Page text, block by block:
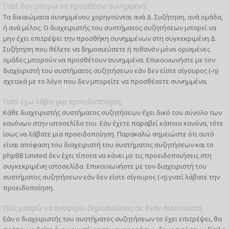
Γιατί δεν μπορώ να προσθέσω συνημμένα;
Τα δικαιώματα συνημμένου χορηγούνται ανά Δ. Συζήτηση, ανά ομάδα,
ή ανά μέλος. Ο διαχειριστής του συστήματος συζητήσεων μπορεί να
μην έχει επιτρέψει την προσθήκη συνημμένων στη συγκεκριμένη Δ.
Συζήτηση που θέλετε να δημοσιεύσετε ή πιθανόν μόνο ορισμένες
ομάδες μπορούν να προσθέτουν συνημμένα. Επικοινωνήστε με τον
διαχειριστή του συστήματος συζητήσεων εάν δεν είστε σίγουρος (-η)
σχετικά με το λόγο που δεν μπορείτε να προσθέσετε συνημμένα.
Γιατί έχω λάβει μια προειδοποίηση;
Κάθε διαχειριστής συστήματος συζητήσεων έχει δικό του σύνολο των
κανόνων στην ιστοσελίδα του. Εάν έχετε παραβεί κάποιο κανόνα, τότε
ίσως να λάβατε μια προειδοποίηση. Παρακαλώ σημειώστε ότι αυτό
είναι απόφαση του διαχειριστή του συστήματος συζητήσεων και το
phpBB Limited δεν έχει τίποτα να κάνει με τις προειδοποιήσεις στη
συγκεκριμένη ιστοσελίδα. Επικοινωνήστε με τον διαχειριστή του
συστήματος συζητήσεων εάν δεν είστε σίγουρος (-η) γιατί λάβατε την
προειδοποίηση.
Πώς μπορώ να αναφέρω δημοσιεύσεις σε έναν συντονιστή;
Εάν ο διαχειριστής του συστήματος συζητήσεων το έχει επιτρέψει, θα